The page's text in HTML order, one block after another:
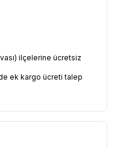
ilçelerine ücretsiz
ek kargo ücreti talep